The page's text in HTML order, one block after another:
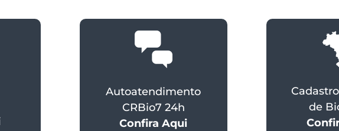
Autoatendimento
CRBio7 24h
Confira Aqui
de